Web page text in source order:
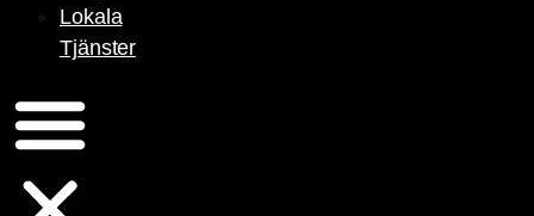
Lokala
Tjänster